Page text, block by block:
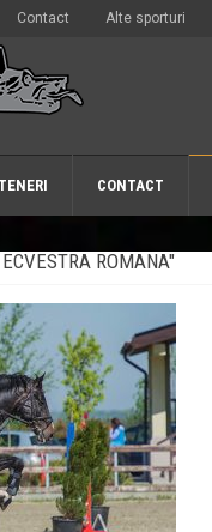
Contact Alte sporturi
CONTACT
ROMANA"